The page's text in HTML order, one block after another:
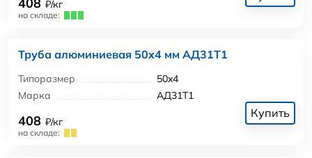
₽/кг
на складе:
Труба алюминиевая 50x4 мм АД31Т1
Типоразмер
50x4
Марка
АД31Т1
408 ₽/кг
на складе:
Купить